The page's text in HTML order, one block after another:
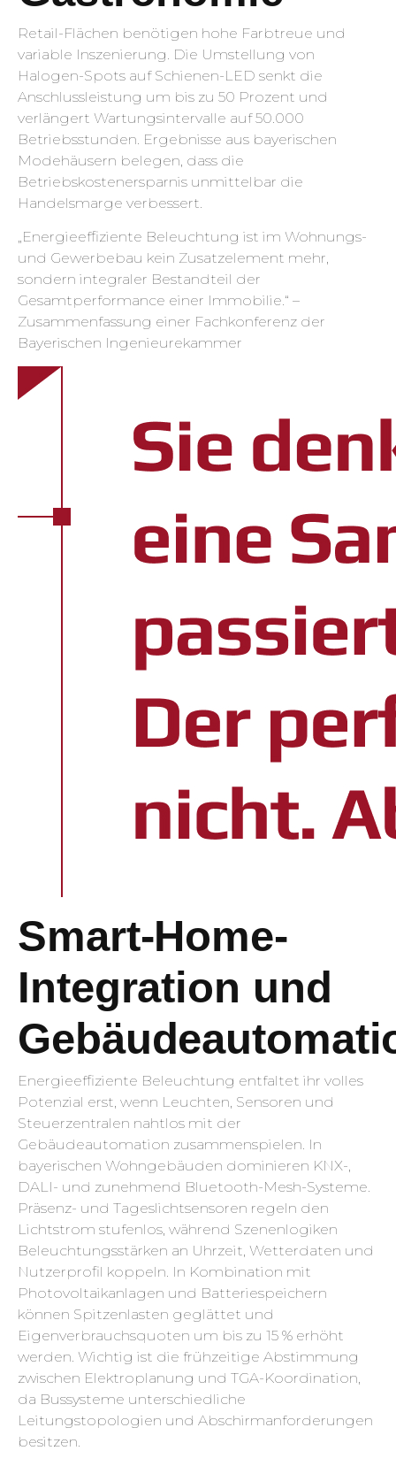
Retail-Flächen benötigen hohe Farbtreue und
variable Inszenierung. Die Umstellung von
Halogen-Spots auf Schienen-LED senkt die
Anschlussleistung um bis zu 50 Prozent und
verlängert Wartungsintervalle auf 50.000
Betriebsstunden. Ergebnisse aus bayerischen
Modehäusern belegen, dass die
Betriebskostenersparnis unmittelbar die
Handelsmarge verbessert.
„Energieeffiziente Beleuchtung ist im Wohnungs-
und Gewerbebau kein Zusatzelement mehr,
sondern integraler Bestandteil der
Gesamtperformance einer Immobilie.“ –
Zusammenfassung einer Fachkonferenz der
Bayerischen Ingenieurekammer
Smart-Home-
Integration und
Energieeffiziente Beleuchtung entfaltet ihr volles
Potenzial erst, wenn Leuchten, Sensoren und
Steuerzentralen nahtlos mit der
Gebäudeautomation zusammenspielen. In
bayerischen Wohngebäuden dominieren KNX-,
DALI- und zunehmend Bluetooth-Mesh-Systeme.
Präsenz- und Tageslichtsensoren regeln den
Lichtstrom stufenlos, während Szenenlogiken
Beleuchtungsstärken an Uhrzeit, Wetterdaten und
Nutzerprofil koppeln. In Kombination mit
Photovoltaikanlagen und Batteriespeichern
können Spitzenlasten geglättet und
Eigenverbrauchsquoten um bis zu 15 % erhöht
werden. Wichtig ist die frühzeitige Abstimmung
zwischen Elektroplanung und TGA-Koordination,
da Bussysteme unterschiedliche
Leitungstopologien und Abschirmanforderungen
besitzen.